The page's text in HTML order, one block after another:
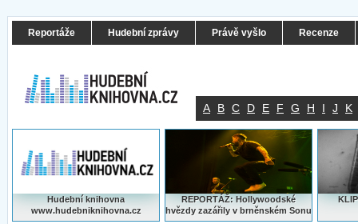
Reportáže Hudební zprávy Právě vyšlo Recenze
A B C D E F G H I J K
Hudební knihovna
www.hudebniknihovna.cz
REPORTÁŽ: Hollywoodské
hvězdy zazářily v brněnském Sonu